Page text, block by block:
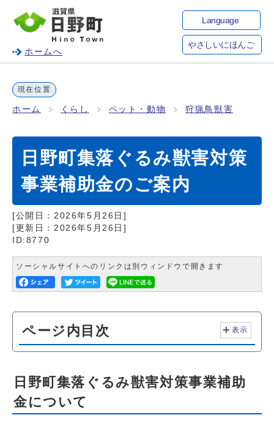
ホームへ
Language
やさしいにほんご
現在位置
ホーム くらし ペット・動物 狩猟鳥獣害
日野町集落ぐるみ獣害対策
事業補助金のご案内
[公開日： 2026年5月26日 ]
[更新日： 2026年5月26日 ]
ID:8770
ソーシャルサイトへのリンクは別ウィンドウで開きます
ページ内目次 表示
日野町集落ぐるみ獣害対策事業補助
金について